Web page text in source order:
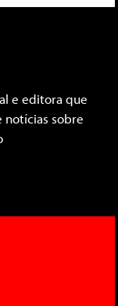
e editora que
notícias sobre